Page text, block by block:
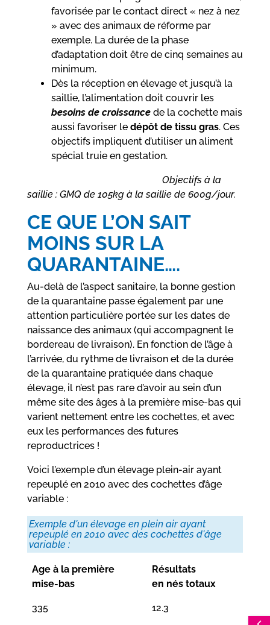
favorisée par le contact direct « nez à nez
» avec des animaux de réforme par
exemple. La durée de la phase
d’adaptation doit être de cinq semaines au
minimum.
Dès la réception en élevage et jusqu’à la
saillie, l’alimentation doit couvrir les
besoins de croissance de la cochette mais
aussi favoriser le dépôt de tissu gras. Ces
objectifs impliquent d’utiliser un aliment
spécial truie en gestation.
Objectifs à la
saillie : GMQ de 105kg à la saillie de 600g/jour.
CE QUE L’ON SAIT
MOINS SUR LA
QUARANTAINE….
Au-delà de l’aspect sanitaire, la bonne gestion
de la quarantaine passe également par une
attention particulière portée sur les dates de
naissance des animaux (qui accompagnent le
bordereau de livraison). En fonction de l’âge à
l’arrivée, du rythme de livraison et de la durée
de la quarantaine pratiquée dans chaque
élevage, il n’est pas rare d’avoir au sein d’un
même site des âges à la première mise-bas qui
varient nettement entre les cochettes, et avec
eux les performances des futures
reproductrices !
Voici l’exemple d’un élevage plein-air ayant
repeuplé en 2010 avec des cochettes d’âge
variable :
Exemple d'un élevage en plein air ayant
repeuplé en 2010 avec des cochettes d'âge
variable :
Age à la première
mise-bas
Résultats
en nés totaux
335 12.3